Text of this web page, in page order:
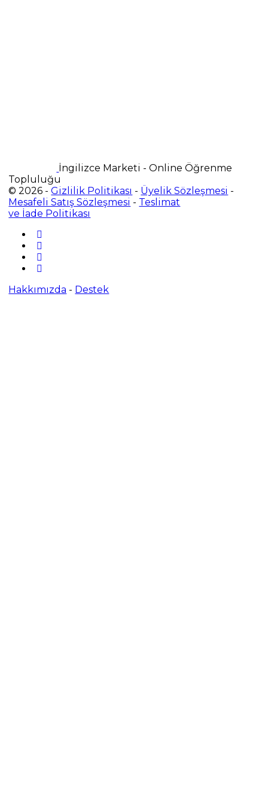
İngilizce Marketi - Online Öğrenme
Topluluğu
© 2026 -Gizlilik Politikası - Üyelik Sözleşmesi -
Mesafeli Satış Sözleşmesi - Teslimat
ve İade Politikası
Hakkımızda - Destek